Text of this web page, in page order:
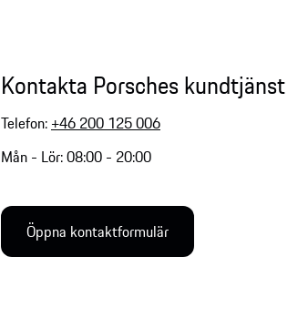
Kontakta Porsches kundtjänst
Telefon: +46 200 125 006
Mån - Lör: 08:00 - 20:00
Öppna kontaktformulär